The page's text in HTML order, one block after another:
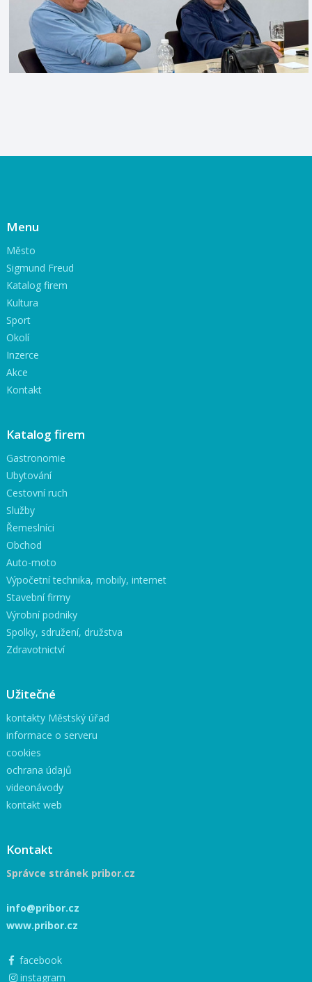
Menu
Město
Sigmund Freud
Katalog firem
Kultura
Sport
Okolí
Inzerce
Akce
Kontakt
Katalog firem
Gastronomie
Ubytování
Cestovní ruch
Služby
Řemeslníci
Obchod
Auto-moto
Výpočetní technika, mobily, internet
Stavební firmy
Výrobní podniky
Spolky, sdružení, družstva
Zdravotnictví
Užitečné
kontakty Městský úřad
informace o serveru
cookies
ochrana údajů
videonávody
kontakt web
Kontakt
Správce stránek pribor.cz
info@pribor.cz
www.pribor.cz
facebook
instagram